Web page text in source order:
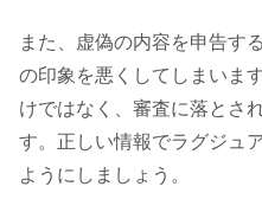
また、虚偽の内容を申告す
の印象を悪くしてしまいま
けではなく、審査に落とさ
す。正しい情報でラグジュ
ようにしましょう。